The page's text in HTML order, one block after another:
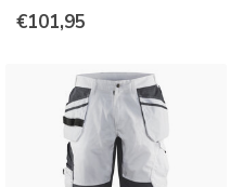
€101,95